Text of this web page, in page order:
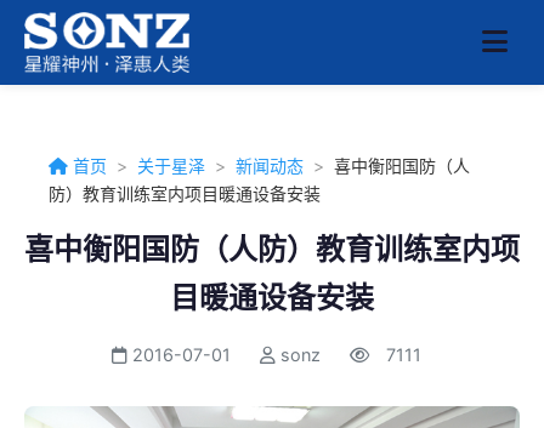
首页 > 关于星泽 > 新闻动态 > 喜中衡阳国防（人
防）教育训练室内项目暖通设备安装
喜中衡阳国防（人防）教育训练室内项
目暖通设备安装
2016-07-01 sonz 7111